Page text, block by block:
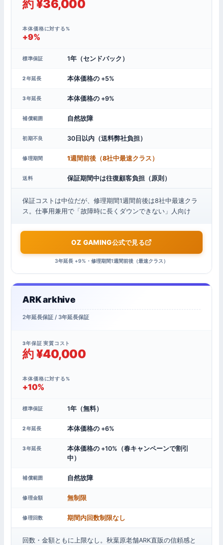
約 ¥36,000
本体価格に対する%
+9%
標準保証 1年（センドバック）
2年延長 本体価格の +5%
3年延長 本体価格の +9%
補償範囲 自然故障
初期不良 30日以内（送料弊社負担）
修理期間 1週間前後（8社中最速クラス）
送料 保証期間中は往復顧客負担（原則）
保証コストは中位だが、修理期間1週間前後は8社中最速クラ
ス。仕事用兼用で「故障時に長くダウンできない」人向け
OZ GAMING公式で見る
3年延長 +9%・修理期間1週間前後（最速クラス）
ARK arkhive
2年延長保証 / 3年延長保証
3年保証 実質コスト
約 ¥40,000
本体価格に対する%
+10%
標準保証 1年（無料）
2年延長 本体価格の +6%
3年延長
本体価格の +10%（春キャンペーンで割引
中）
補償範囲 自然故障
修理金額 無制限
修理回数 期間内回数制限なし
回数・金額ともに上限なし。秋葉原老舗ARK直販の信頼感と